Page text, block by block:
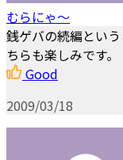
むらにゃ～
銭ゲバの続編とい
ちらも楽しみです。
Good
2009/03/18